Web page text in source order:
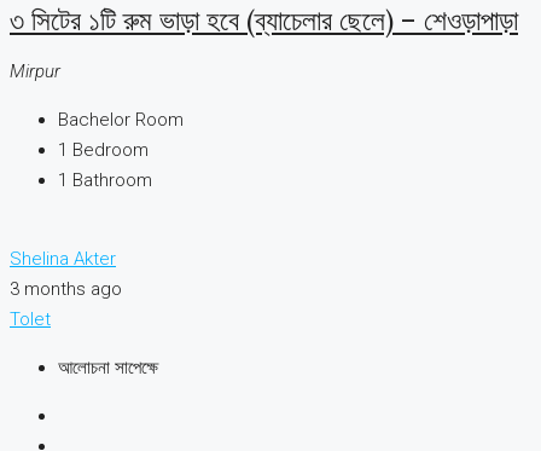
৩ সিটের ১টি রুম ভাড়া হবে (ব্যাচেলার ছেলে) – শেওড়াপাড়া
Mirpur
Bachelor Room
1 Bedroom
1 Bathroom
Shelina Akter
3 months ago
Tolet
আলোচনা সাপেক্ষে